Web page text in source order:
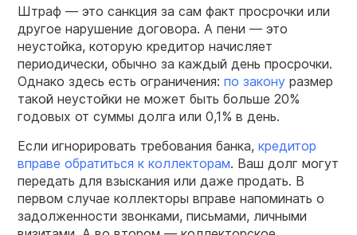
Штраф — это санкция за сам факт просрочки или
другое нарушение договора. А пени — это
неустойка, которую кредитор начисляет
периодически, обычно за каждый день просрочки.
Однако здесь есть ограничения: по закону размер
такой неустойки не может быть больше 20%
годовых от суммы долга или 0,1% в день.
Если игнорировать требования банка, кредитор
вправе обратиться к коллекторам. Ваш долг могут
передать для взыскания или даже продать. В
первом случае коллекторы вправе напоминать о
задолженности звонками, письмами, личными